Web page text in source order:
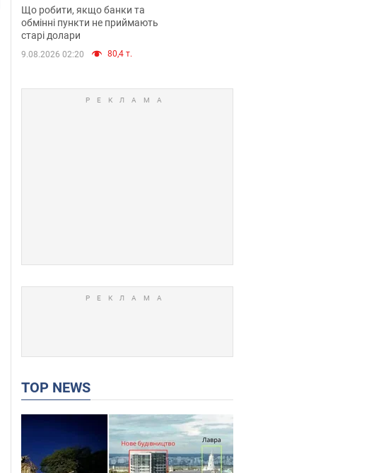
та банки такі купюри
Що робити, якщо банки та
обмінні пункти не приймають
старі долари
9.08.2026 02:20 80,4 т.
TOP NEWS